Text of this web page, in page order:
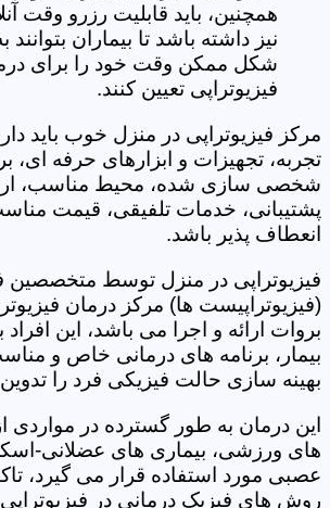
همچنین، باید قابلیت رزرو وقت
نیز داشته باشد تا بیماران
شکل ممکن وقت خود را برای
فیزیوتراپی تعیین کنند.
مرکز فیزیوتراپی در منزل خوب باید
تجربه، تجهیزات و ابزارهای حرفه ای،
شخصی سازی شده، محیط مناسب،
پشتیبانی، خدمات تلفیقی، قیمت
انعطاف پذیر باشد.
فیزیوتراپی در منزل توسط متخصصین
(فیزیوتراپیست ها) مرکز درمان
بروات ارائه و اجرا می باشد، این
بیمار، برنامه های درمانی خاص و
بهینه سازی حالت فیزیکی فرد را
این درمان به طور گسترده در مواردی
های ورزشی، بیماری های عضلانی-
عصبی مورد استفاده قرار می گیرد،
روش های فیزیک درمانی در